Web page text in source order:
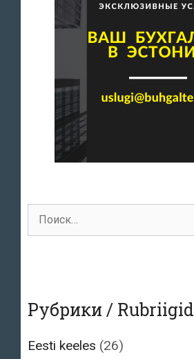
Поиск
для:
Рубрики / Rubriigid
Eesti keeles (26)